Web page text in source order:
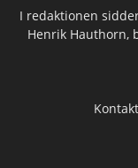
I redaktionen
Henrik Hauthorn,